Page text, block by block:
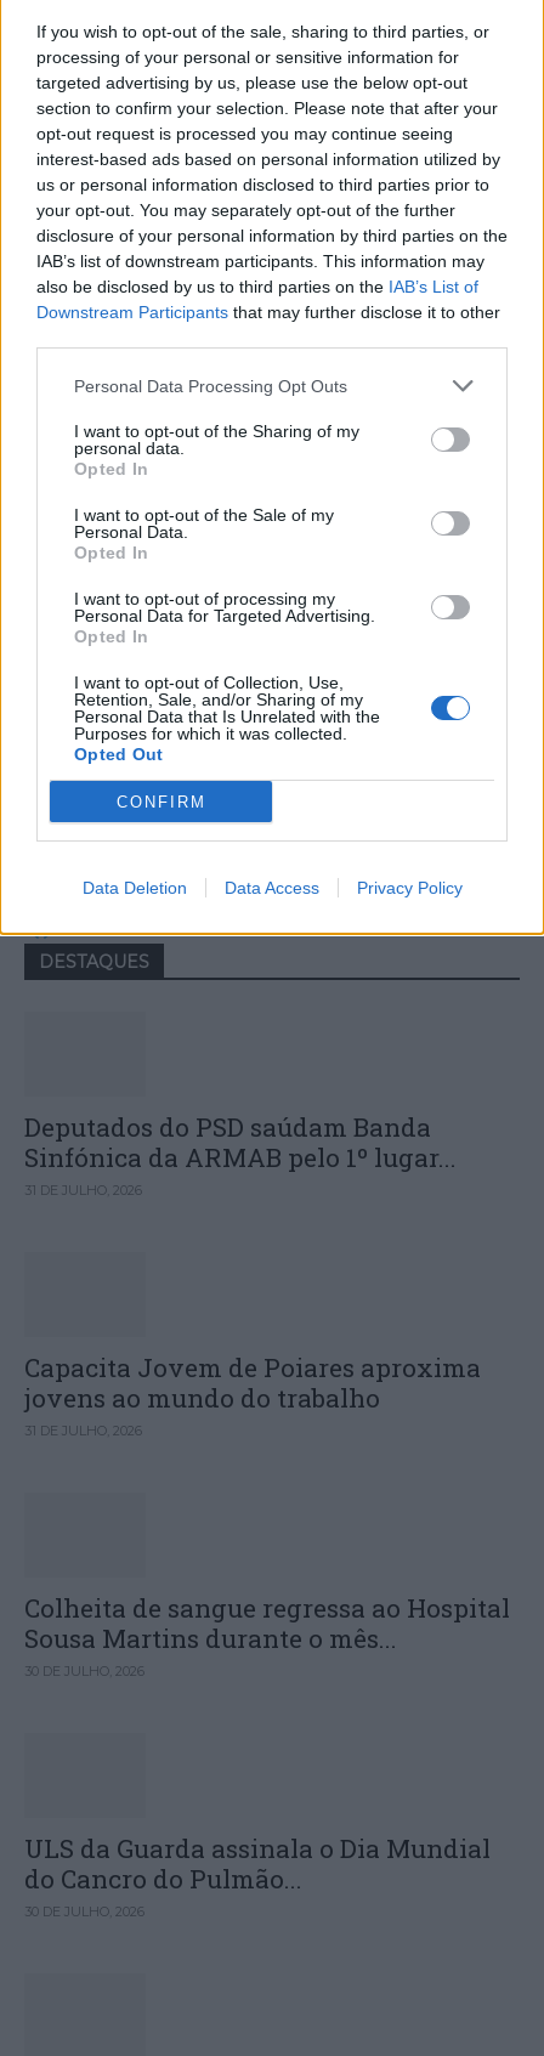
If you wish to opt-out of the sale, sharing to third parties, or
processing of your personal or sensitive information for
targeted advertising by us, please use the below opt-out
section to confirm your selection. Please note that after your
opt-out request is processed you may continue seeing
interest-based ads based on personal information utilized by
us or personal information disclosed to third parties prior to
your opt-out. You may separately opt-out of the further
disclosure of your personal information by third parties on the
IAB’s list of downstream participants. This information may
also be disclosed by us to third parties on the IAB’s List of
Downstream Participants that may further disclose it to other
Personal Data Processing Opt Outs
I want to opt-out of the Sharing of my
personal data.
Opted In
I want to opt-out of the Sale of my
Personal Data.
Opted In
I want to opt-out of processing my
Personal Data for Targeted Advertising.
Opted In
I want to opt-out of Collection, Use,
Retention, Sale, and/or Sharing of my
Personal Data that Is Unrelated with the
Purposes for which it was collected.
Opted Out
CONFIRM
Data Deletion Data Access Privacy Policy
Deputados do PSD saúdam Banda
Sinfónica da ARMAB pelo 1º lugar no
certame internacional de Valência
jovens ao mundo do trabalho
Colheita de sangue regressa ao
Hospital Sousa Martins durante o mês
de agosto
DESTAQUES
Deputados do PSD saúdam Banda
Sinfónica da ARMAB pelo 1º lugar...
31 DE JULHO, 2026
Capacita Jovem de Poiares aproxima
jovens ao mundo do trabalho
31 DE JULHO, 2026
Colheita de sangue regressa ao Hospital
Sousa Martins durante o mês...
30 DE JULHO, 2026
ULS da Guarda assinala o Dia Mundial
do Cancro do Pulmão...
30 DE JULHO, 2026